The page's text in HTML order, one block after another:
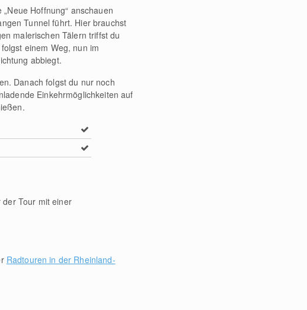
Hoffnung“ anschauen
Tunnel führt. Hier brauchst
malerischen Tälern triffst du
einem Weg, nun im
abbiegt.
Danach folgst du nur noch
Einkehrmöglichkeiten auf
Tour mit einer
Radtouren in der Rheinland-